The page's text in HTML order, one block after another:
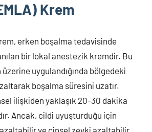
Krem
erken boşalma tedavisinde
bir lokal anestezik kremdir. Bu
uygulandığında bölgedeki
boşalma süresini uzatır.
ilişkiden yaklaşık 20-30 dakika
Ancak, cildi uyuşturduğu için
ve cinsel zevki azaltabilir.